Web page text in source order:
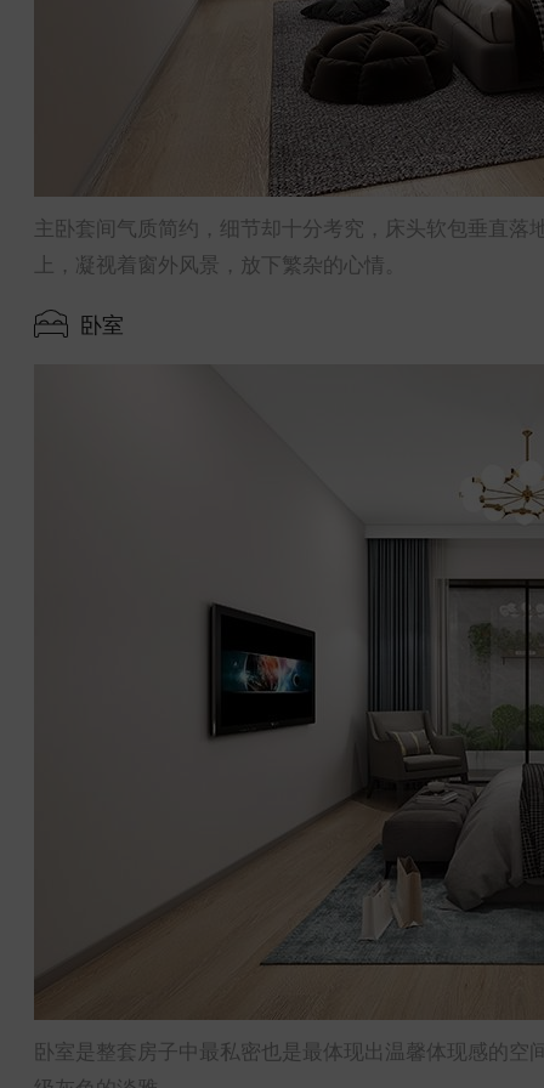
主卧套间气质简约，细节却十分考究，床头软包垂直
上，凝视着窗外风景，放下繁杂的心情。
卧室
卧室是整套房子中最私密也是最体现出温馨体现感的